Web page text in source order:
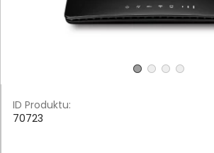
ID Produktu:
70723